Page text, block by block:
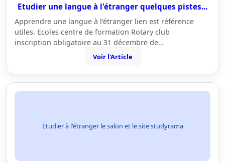
Etudier une langue à l'étranger quelques pistes...
Apprendre une langue à l'étranger lien est référence
utiles. Ecoles centre de formation Rotary club
inscription obligatoire au 31 décembre de…
Voir l'Article
Etudier à l'étranger le salon et le site studyrama